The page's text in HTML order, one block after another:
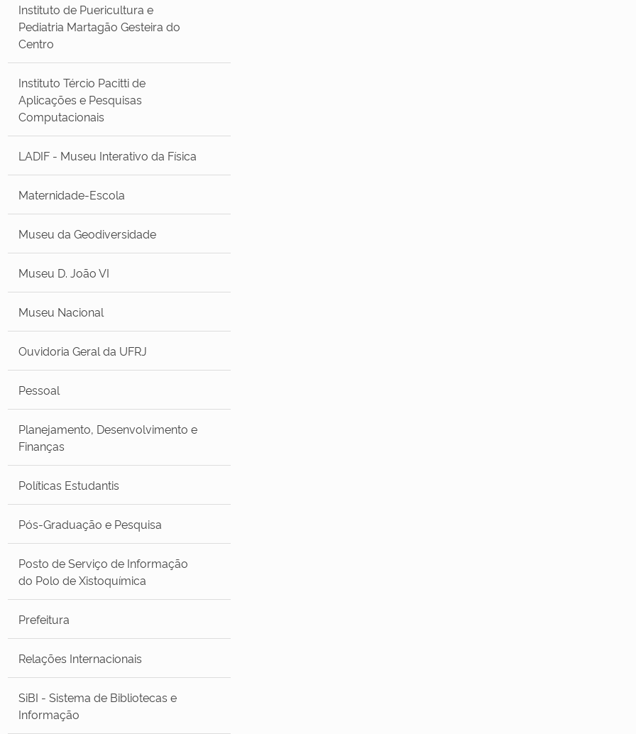
Instituto de Puericultura e
Pediatria Martagão Gesteira do
Centro
Instituto Tércio Pacitti de
Aplicações e Pesquisas
Computacionais
LADIF - Museu Interativo da Física
Maternidade-Escola
Museu da Geodiversidade
Museu D. João VI
Museu Nacional
Ouvidoria Geral da UFRJ
Pessoal
Planejamento, Desenvolvimento e
Finanças
Políticas Estudantis
Pós-Graduação e Pesquisa
Posto de Serviço de Informação
do Polo de Xistoquímica
Prefeitura
Relações Internacionais
SiBI - Sistema de Bibliotecas e
Informação